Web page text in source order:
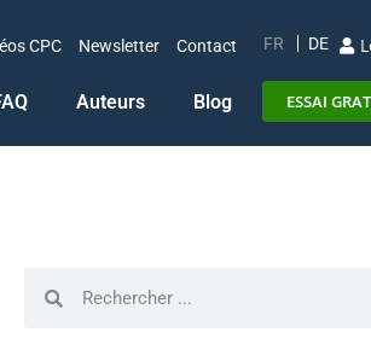
CPC Newsletter Contact FR DE
Auteurs Blog ESSAI